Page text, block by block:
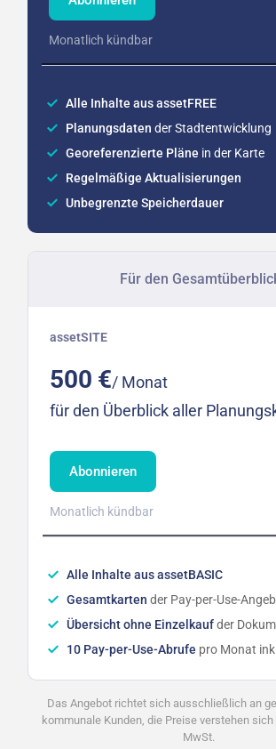
Monatlich kündbar
Alle Inhalte aus assetFREE
Planungsdaten der Stadtentwicklung
Georeferenzierte Pläne in der Karte
Regelmäßige Aktualisierungen
Unbegrenzte Speicherdauer
Für den
assetSITE
500 €/ Monat
für den Überblick aller
Abonnieren
Monatlich kündbar
Alle Inhalte aus assetBASIC
Gesamtkarten der Pay-per-Use-
Übersicht ohne Einzelkaufder
10 Pay-per-Use-Abrufe pro Monat
Das Angebot richtet sich ausschließlich an
kommunale Kunden, die Preise verstehen sich
MwSt.